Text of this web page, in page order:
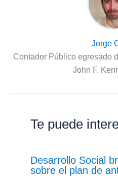
Jorge
Contador Público egresado
John F.
Te puede
Desarrollo Social
sobre el plan de